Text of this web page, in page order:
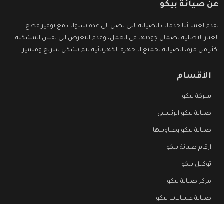
عن صيانة بيكو
نقدم لعملائنا خدمات الصيانة التى تصل الى عدة سنوات مع توفير قطع
الغيار الاصلية لضمان جودتها فى العمل، وعدم التعرض الى نفس المشكلة
اكثر من مرة، الصيانة لجميع الاجهزة الكهربائية تتم بشكل سريع ومتميز.
الأقسام
شركة بيكو
صيانة بيكو الرئيسي
صيانة بيكو وعناوينها
ارقام صيانة بيكو
توكيل بيكو
مركز صيانة بيكو
صيانة غسالات بيكو